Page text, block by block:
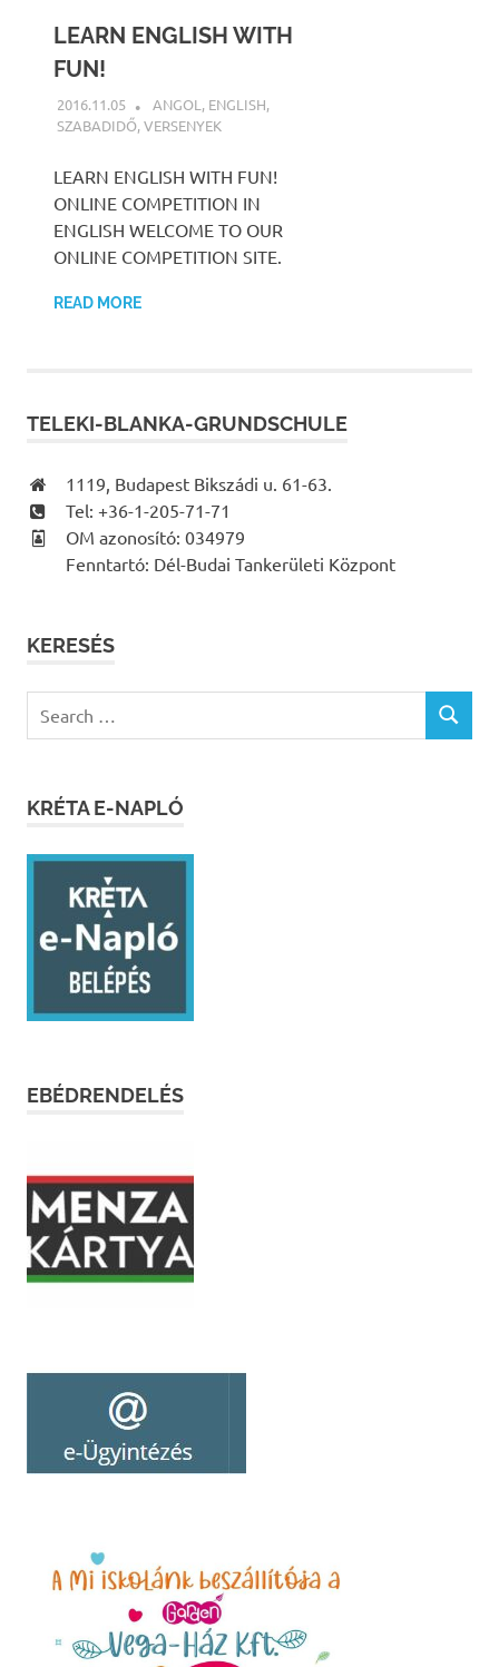
LEARN ENGLISH WITH
FUN!
2016.11.05 NBEA
ANGOL , ENGLISH,
SZABADIDŐ,VERSENYEK
LEARN ENGLISH WITH FUN!
ONLINE COMPETITION IN
ENGLISH WELCOME TO OUR
ONLINE COMPETITION SITE.
READ MORE
TELEKI-BLANKA-GRUNDSCHULE
1119, Budapest Bikszádi u. 61-63.
Tel: +36-1-205-71-71
OM azonosító: 034979
Fenntartó: Dél-Budai Tankerületi Központ
KERESÉS
for:
SEARCH
KRÉTA E-NAPLÓ
EBÉDRENDELÉS